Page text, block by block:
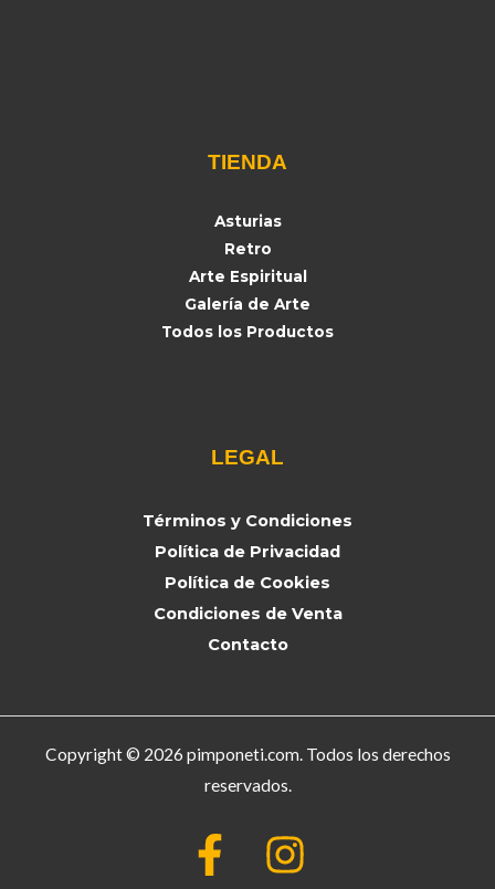
TIENDA
Asturias
Retro
Arte Espiritual
Galería de Arte
Todos los Productos
LEGAL
Términos y Condiciones
Política de Privacidad
Política de Cookies
Condiciones de Venta
Contacto
Copyright © 2026 pimponeti.com. Todos los derechos
reservados.